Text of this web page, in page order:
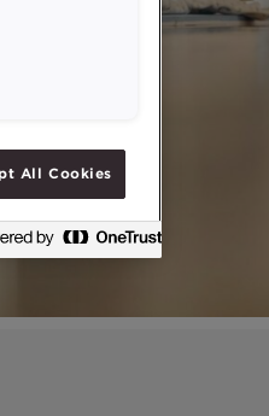
All Cookies